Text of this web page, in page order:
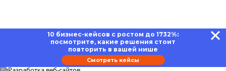
10 бизнес-кейсов с ростом до 1732%:
посмотрите, какие решения стоит
повторить в вашей нише
Смотреть кейсы